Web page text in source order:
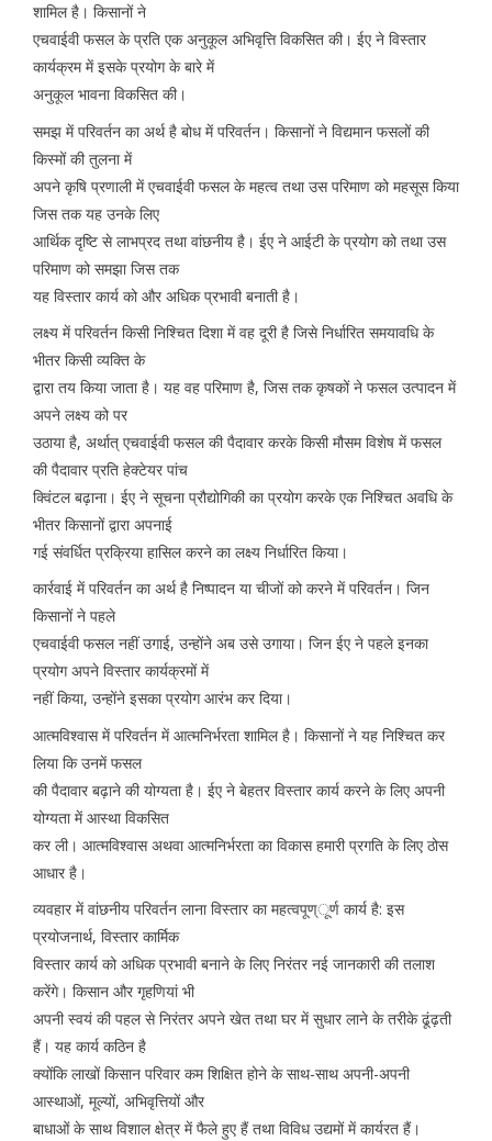
शामिल है। किसानों ने
एचवाईवी फसल के प्रति एक अनुकूल अभिवृत्ति विकसित की। ईए ने विस्तार
कार्यक्रम में इसके प्रयोग के बारे में
अनुकूल भावना विकसित की।
समझ में परिवर्तन का अर्थ है बोध में परिवर्तन। किसानों ने विद्यमान फसलों की
किस्मों की तुलना में
अपने कृषि प्रणाली में एचवाईवी फसल के महत्व तथा उस परिमाण को महसूस किया
जिस तक यह उनके लिए
आर्थिक दृष्टि से लाभप्रद तथा वांछनीय है। ईए ने आईटी के प्रयोग को तथा उस
परिमाण को समझा जिस तक
यह विस्तार कार्य को और अधिक प्रभावी बनाती है।
लक्ष्य में परिवर्तन किसी निश्चित दिशा में वह दूरी है जिसे निर्धारित समयावधि के
भीतर किसी व्यक्ति के
द्वारा तय किया जाता है। यह वह परिमाण है, जिस तक कृषकों ने फसल उत्पादन में
अपने लक्ष्य को पर
उठाया है, अर्थात् एचवाईवी फसल की पैदावार करके किसी मौसम विशेष में फसल
की पैदावार प्रति हेक्टेयर पांच
क्विंटल बढ़ाना। ईए ने सूचना प्रौद्योगिकी का प्रयोग करके एक निश्चित अवधि के
भीतर किसानों द्वारा अपनाई
गई संवर्धित प्रक्रिया हासिल करने का लक्ष्य निर्धारित किया।
कार्रवाई में परिवर्तन का अर्थ है निष्पादन या चीजों को करने में परिवर्तन। जिन
किसानों ने पहले
एचवाईवी फसल नहीं उगाई, उन्होंने अब उसे उगाया। जिन ईए ने पहले इनका
प्रयोग अपने विस्तार कार्यक्रमों में
नहीं किया, उन्होंने इसका प्रयोग आरंभ कर दिया।
आत्मविश्वास में परिवर्तन में आत्मनिर्भरता शामिल है। किसानों ने यह निश्चित कर
लिया कि उनमें फसल
की पैदावार बढ़ाने की योग्यता है। ईए ने बेहतर विस्तार कार्य करने के लिए अपनी
योग्यता में आस्था विकसित
कर ली। आत्मविश्वास अथवा आत्मनिर्भरता का विकास हमारी प्रगति के लिए ठोस
आधार है।
व्यवहार में वांछनीय परिवर्तन लाना विस्तार का महत्वपूण्ूर्ण कार्य है: इस
प्रयोजनार्थ, विस्तार कार्मिक
विस्तार कार्य को अधिक प्रभावी बनाने के लिए निरंतर नई जानकारी की तलाश
करेंगे। किसान और गृहणियां भी
अपनी स्वयं की पहल से निरंतर अपने खेत तथा घर में सुधार लाने के तरीके ढूंढ़ती
हैं। यह कार्य कठिन है
क्योंकि लाखों किसान परिवार कम शिक्षित होने के साथ-साथ अपनी-अपनी
आस्थाओं, मूल्यों, अभिवृत्तियों और
बाधाओं के साथ विशाल क्षेत्र में फैले हुए हैं तथा विविध उद्यमों में कार्यरत हैं।